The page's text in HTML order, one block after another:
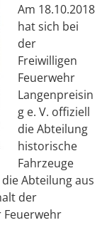
Am 18.10.2018
hat sich bei
der
Freiwilligen
Feuerwehr
Langenpreisin
g e. V. offiziell
die Abteilung
historische
Fahrzeuge
Abteilung aus
der
Feuerwehr